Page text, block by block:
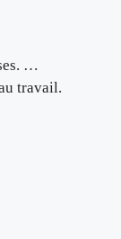
…
travail.